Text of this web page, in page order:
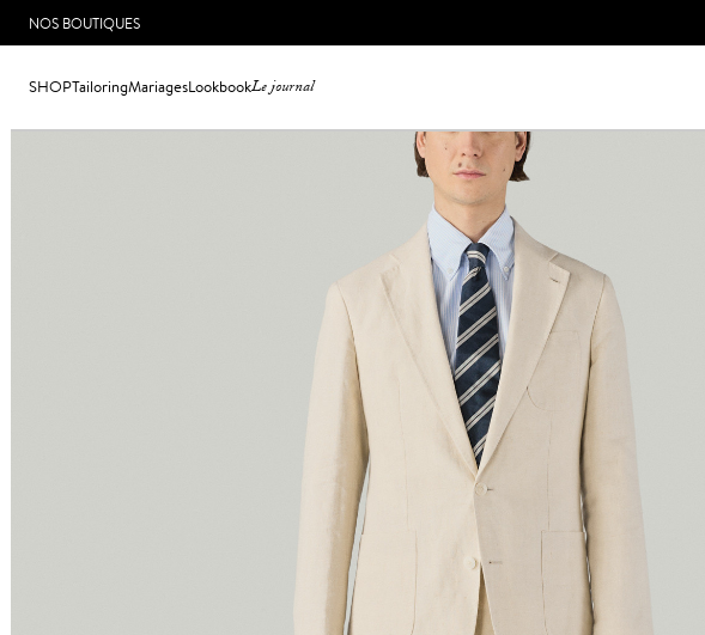
NOS BOUTIQUES
SHOPTailoringMariagesLookbookLe journal